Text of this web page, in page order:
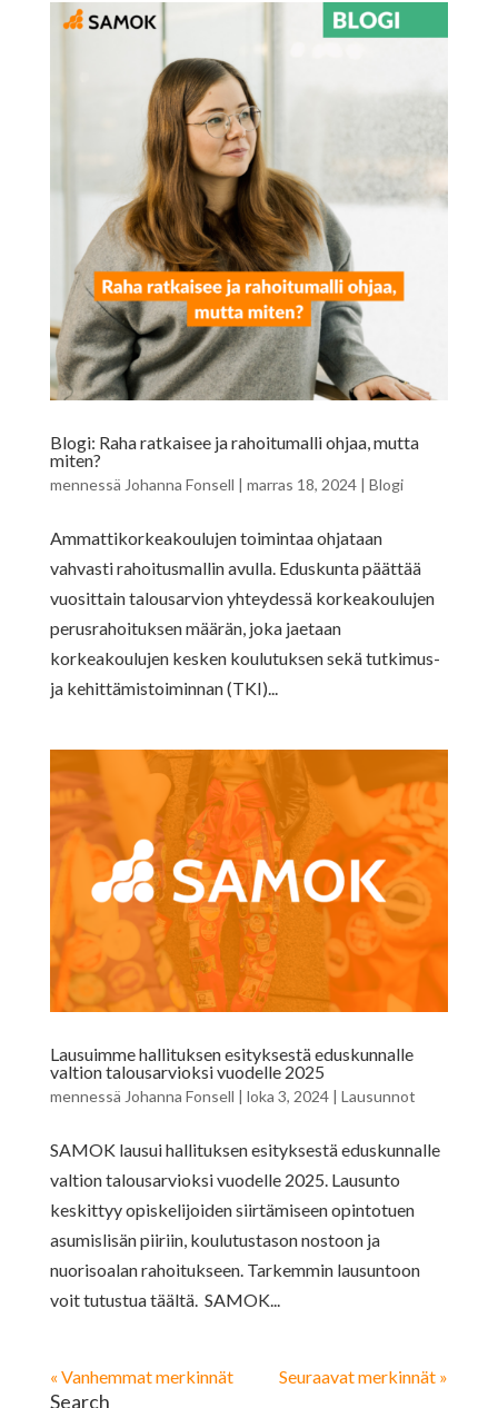
Blogi: Raha ratkaisee ja rahoitumalli ohjaa, mutta
miten?
mennessä Johanna Fonsell | marras 18, 2024| Blogi
Ammattikorkeakoulujen toimintaa ohjataan
vahvasti rahoitusmallin avulla. Eduskunta päättää
vuosittain talousarvion yhteydessä korkeakoulujen
perusrahoituksen määrän, joka jaetaan
korkeakoulujen kesken koulutuksen sekä tutkimus-
ja kehittämistoiminnan (TKI)...
Lausuimme hallituksen esityksestä eduskunnalle
valtion talousarvioksi vuodelle 2025
mennessä Johanna Fonsell | loka 3, 2024| Lausunnot
SAMOK lausui hallituksen esityksestä eduskunnalle
valtion talousarvioksi vuodelle 2025. Lausunto
keskittyy opiskelijoiden siirtämiseen opintotuen
asumislisän piiriin, koulutustason nostoon ja
nuorisoalan rahoitukseen. Tarkemmin lausuntoon
voit tutustua täältä. SAMOK...
« Vanhemmat merkinnät Seuraavat merkinnät »
Search